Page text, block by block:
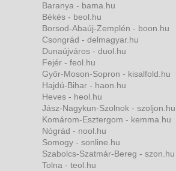
Baranya - bama.hu
Békés - beol.hu
Borsod-Abaúj-Zemplén - boon.hu
Csongrád - delmagyar.hu
Dunaújváros - duol.hu
Fejér - feol.hu
Győr-Moson-Sopron - kisalfold.hu
Hajdú-Bihar - haon.hu
Heves - heol.hu
Jász-Nagykun-Szolnok - szoljon.hu
Komárom-Esztergom - kemma.hu
Nógrád - nool.hu
Somogy - sonline.hu
Szabolcs-Szatmár-Bereg - szon.hu
Tolna - teol.hu